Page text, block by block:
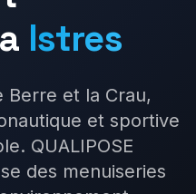
Volets Roulants
Vérandas
Istres
et la Crau,
et sportive
QUALIPOSE
des menuiseries